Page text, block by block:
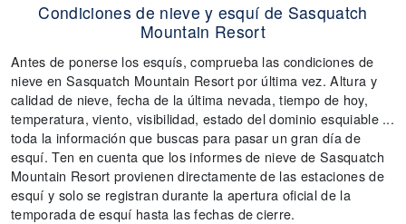
Condiciones de nieve y esquí de Sasquatch
Mountain Resort
Antes de ponerse los esquís, comprueba las condiciones de
nieve en Sasquatch Mountain Resort por última vez. Altura y
calidad de nieve, fecha de la última nevada, tiempo de hoy,
temperatura, viento, visibilidad, estado del dominio esquiable ...
toda la información que buscas para pasar un gran día de
esquí. Ten en cuenta que los informes de nieve de Sasquatch
Mountain Resort provienen directamente de las estaciones de
esquí y solo se registran durante la apertura oficial de la
temporada de esquí hasta las fechas de cierre.